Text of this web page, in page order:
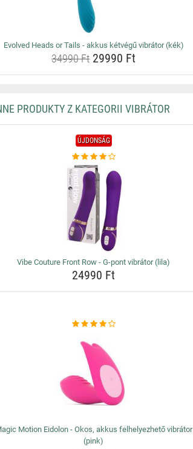
Evolved Heads or Tails - akkus kétvégű vibrátor (kék)
34990 Ft29990 Ft
PRODUKTY Z KATEGORII VIBRÁTOR
ÚJDONSÁG
Vibe Couture Front Row - G-pont vibrátor (lila)
24990 Ft
Motion Eidolon - Okos, akkus felhelyezhető vibrátor
(pink)